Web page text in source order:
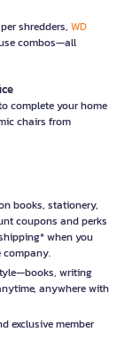
shredders, WD
combos—all
complete your home
chairs from
books, stationery,
coupons and perks
when you
company.
writing
anywhere with
exclusive member